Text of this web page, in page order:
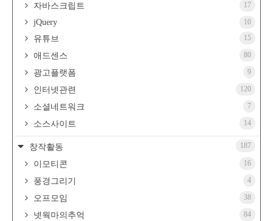
자바스크립트 17
jQuery 10
유튜브 15
애드센스 80
광고플랫폼 9
인터넷관련 120
소셜네트워크 7
소스사이트 14
창작활동 187
이모티콘 16
풍경그리기 4
오프모임 38
넷웍마의추억 84